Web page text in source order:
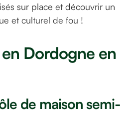
sur place et découvrir un
et culturel de fou !
Dordogne en
de maison semi-